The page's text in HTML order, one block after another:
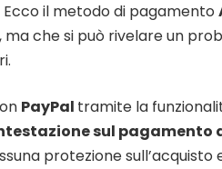
Ecco il metodo di pagamento
ma che si può rivelare un
PayPal tramite la
sul
protezione sull’acquisto